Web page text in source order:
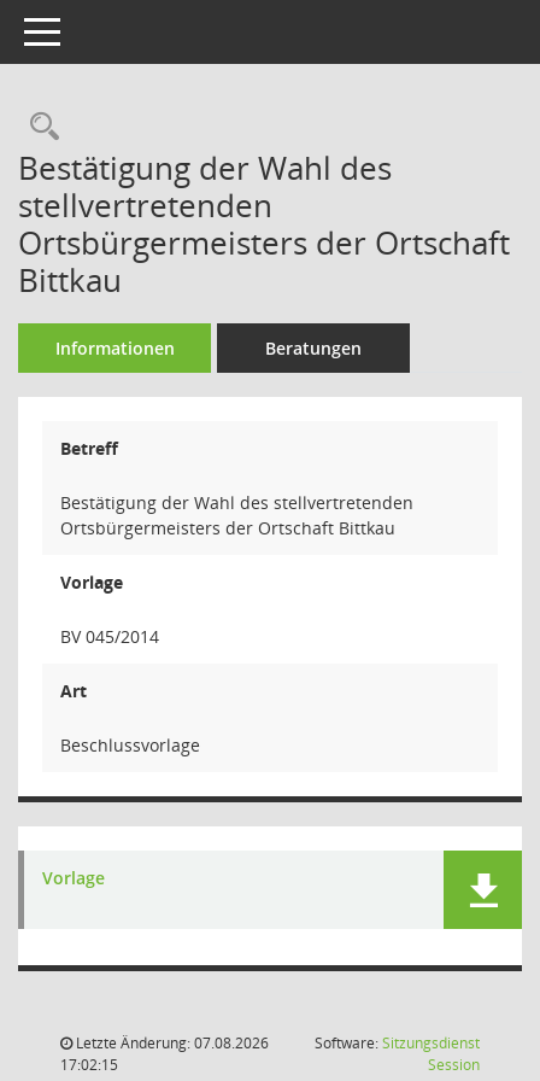
Toggle navigation
Rechercheauswahl
Bestätigung der Wahl des
stellvertretenden
Ortsbürgermeisters der Ortschaft
Bittkau
Informationen Beratungen
Betreff
Bestätigung der Wahl des stellvertretenden
Ortsbürgermeisters der Ortschaft Bittkau
Vorlage
BV 045/2014
Art
Beschlussvorlage
Vorlage
Letzte Änderung: 07.08.2026
17:02:15
Software:Sitzungsdienst
Session(Wird in